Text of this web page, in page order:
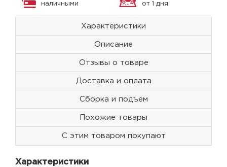
наличными
от 1 дня
Характеристики
Описание
Отзывы о товаре
Доставка и оплата
Сборка и подъем
Похожие товары
С этим товаром покупают
Характеристики